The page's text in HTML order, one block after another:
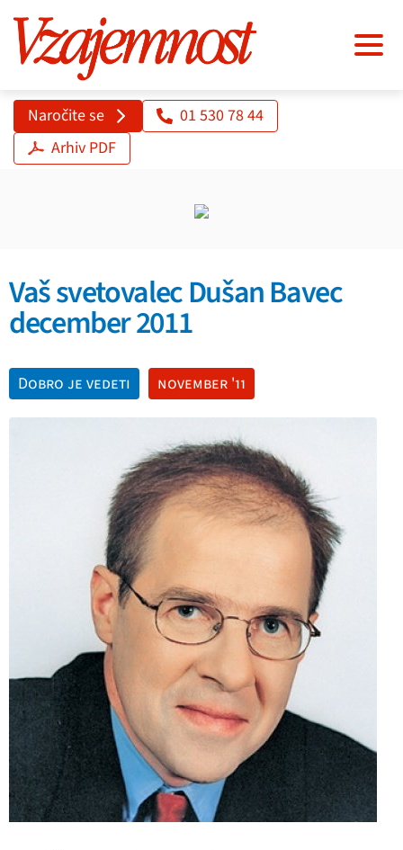
Naročite se
01 530 78 44
Arhiv PDF
Vaš svetovalec Dušan Bavec
december 2011
Dobro je vedeti november '11